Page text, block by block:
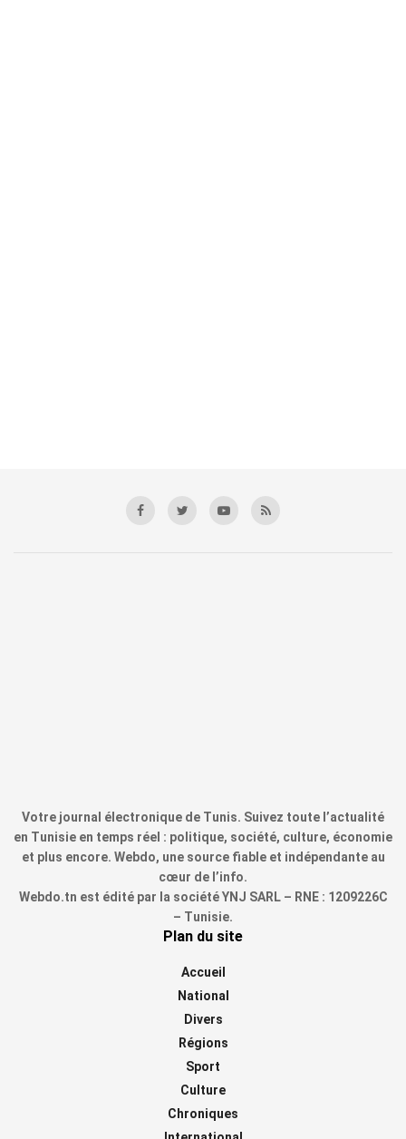
Votre journal électronique de Tunis. Suivez toute l’actualité
en Tunisie en temps réel : politique, société, culture, économie
et plus encore. Webdo, une source fiable et indépendante au
cœur de l’info.
Webdo.tn est édité par la société YNJ SARL – RNE : 1209226C
– Tunisie.
Plan du site
Accueil
National
Divers
Régions
Sport
Culture
Chroniques